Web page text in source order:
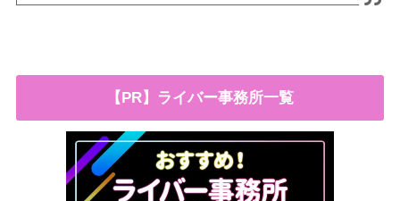
【PR】ライバー事務所一覧